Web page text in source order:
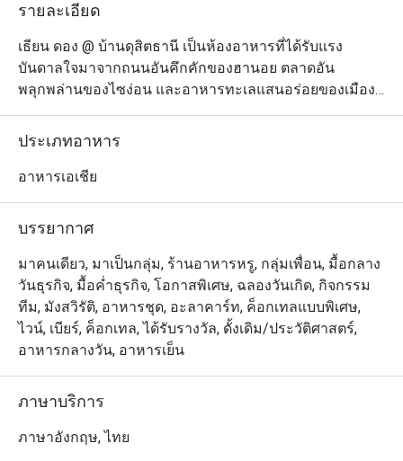
รายละเอียด
เธียน ดอง @ บ้านดุสิตธานี เป็นห้องอาหารที่ได้รับแรง
บันดาลใจมาจากถนนอันคึกคักของฮานอย ตลาดอัน
พลุกพล่านของไซง่อน และอาหารทะเลแสนอร่อยของเมือง
ชายฝั่งอินโดจีน ทางร้านนำเสนอเมนูอาหารเวียดนามร่วม
สมัยภายใต้บรรยากาศการตกแต่งที่สวยงามอย่างมีรสนิยม
เข้มข้นผสมผสานกับอิทธิพลจากประเทศฝรั่งเศส เพื่อให้ตอบ
ฮานอยกระทะร้อน และขนมจีนหน้าหมูหรือเนื้อย่าง
ประเภทอาหาร
อาหารเอเชีย
บรรยากาศ
มาคนเดียว, มาเป็นกลุ่ม, ร้านอาหารหรู, กลุ่มเพื่อน, มื้อกลาง
วันธุรกิจ, มื้อค่ำธุรกิจ, โอกาสพิเศษ, ฉลองวันเกิด, กิจกรรม
ทีม, มังสวิรัติ, อาหารชุด, อะลาคาร์ท, ค็อกเทลแบบพิเศษ,
ไวน์, เบียร์, ค็อกเทล, ได้รับรางวัล, ดั้งเดิม/ประวัติศาสตร์,
อาหารกลางวัน, อาหารเย็น
ภาษาบริการ
ภาษาอังกฤษ, ไทย